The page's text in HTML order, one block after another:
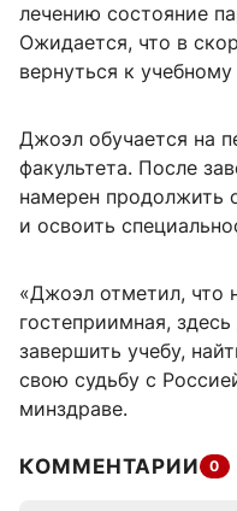
лечению состояние
Ожидается, что в
вернуться к
Джоэл обучается на
факультета. После
намерен продолжить
и освоить
«Джоэл отметил, что
гостеприимная,
завершить учебу,
свою судьбу с
минздраве.
КОММЕНТАРИИ 0